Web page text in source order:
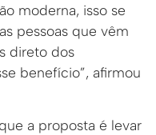
moderna, isso se
pessoas que vêm
direto dos
benefício”, afirmou
a proposta é levar